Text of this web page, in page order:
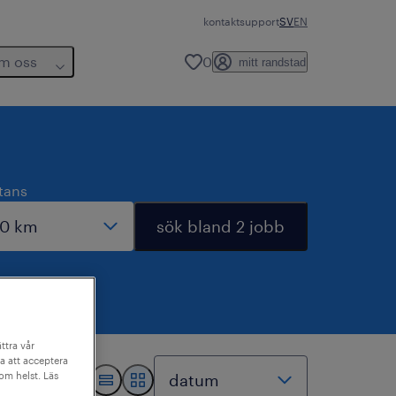
kontaktsupportSVEN
oss 0 mitt randstad
sök bland 2 jobb
vår
att acceptera
helst. Läs